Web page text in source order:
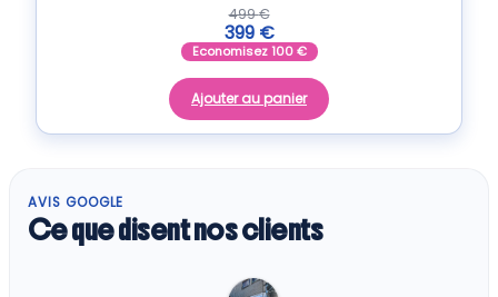
499€
399 €
Economisez100€
Ajouter au panier
AVIS GOOGLE
Ce que disent nos clients